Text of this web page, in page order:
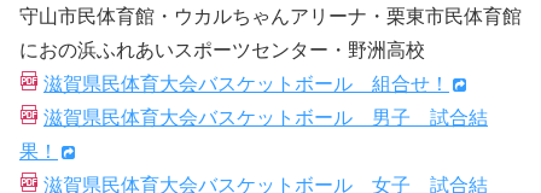
守山市民体育館・ウカルちゃんアリーナ・栗東市民体育館
におの浜ふれあいスポーツセンター・野洲高校
滋賀県民体育大会バスケットボール 組合せ！
滋賀県民体育大会バスケットボール 男子 試合結
果！
滋賀県民体育大会バスケットボール 女子 試合結